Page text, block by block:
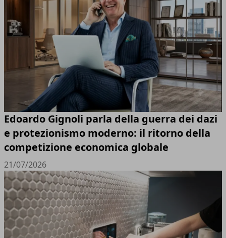
Edoardo Gignoli parla della guerra dei dazi
e protezionismo moderno: il ritorno della
competizione economica globale
21/07/2026